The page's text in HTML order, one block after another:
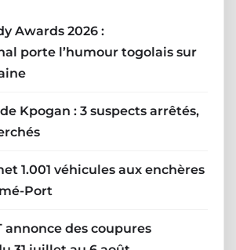
Awards 2026 :
porte l’humour togolais sur
Kpogan : 3 suspects arrêtés,
1.001 véhicules aux enchères
Port
annonce des coupures